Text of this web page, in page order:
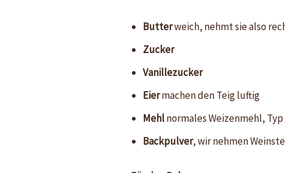
Butterweich, nehmt sie also
Zucker
Vanillezucker
Eiermachen den Teig luftig
Mehlnormales Weizenmehl,
Backpulver, wir nehmen